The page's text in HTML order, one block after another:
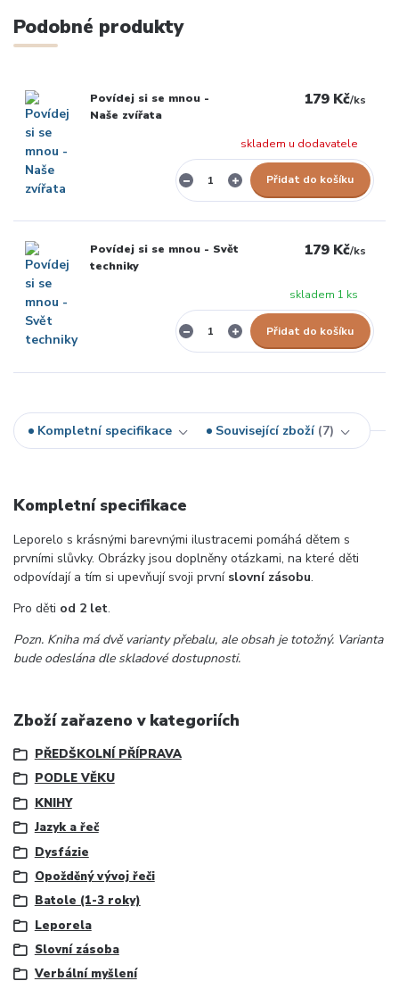
Podobné produkty
Povídej si se mnou -
Naše zvířata
179 Kč/ks
skladem u dodavatele
Přidat do košíku
Povídej si se mnou - Svět
techniky
179 Kč/ks
skladem 1 ks
Přidat do košíku
Kompletní specifikace Související zboží 7
Kompletní specifikace
Leporelo s krásnými barevnými ilustracemi pomáhá dětem s
prvními slůvky. Obrázky jsou doplněny otázkami, na které děti
odpovídají a tím si upevňují svoji první slovní zásobu.
Pro děti od 2 let.
Pozn. Kniha má dvě varianty přebalu, ale obsah je totožný. Varianta
bude odeslána dle skladové dostupnosti.
Zboží zařazeno v kategoriích
PŘEDŠKOLNÍ PŘÍPRAVA
PODLE VĚKU
KNIHY
Jazyk a řeč
Dysfázie
Opožděný vývoj řeči
Batole (1-3 roky)
Leporela
Slovní zásoba
Verbální myšlení